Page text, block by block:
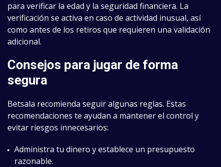
para verificar la edad y la seguridad financiera. La
verificación se activa en caso de actividad inusual, así
como antes de los retiros que requieren una validación
adicional.
Consejos para jugar de forma
segura
Betsala recomienda seguir algunas reglas. Estas
recomendaciones te ayudan a mantener el control y
evitar riesgos innecesarios:
Administra tu dinero y establece un presupuesto
razonable.